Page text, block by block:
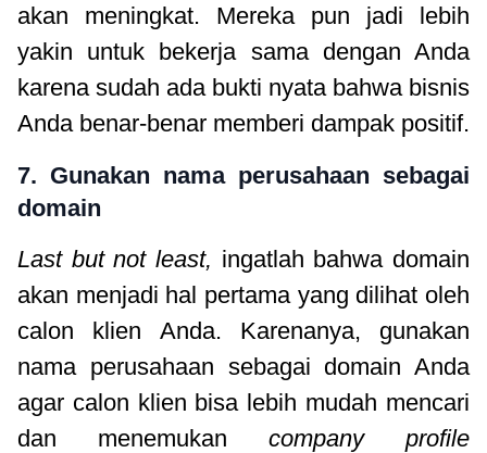
akan meningkat. Mereka pun jadi lebih
yakin untuk bekerja sama dengan Anda
karena sudah ada bukti nyata bahwa bisnis
Anda benar-benar memberi dampak positif.
7. Gunakan nama perusahaan sebagai
domain
Last but not least, ingatlah bahwa domain
akan menjadi hal pertama yang dilihat oleh
calon klien Anda. Karenanya, gunakan
nama perusahaan sebagai domain Anda
agar calon klien bisa lebih mudah mencari
dan menemukan company profile